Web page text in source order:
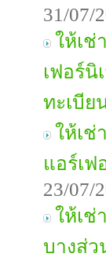
31/07/
ให้เ
เฟอร์นิ
ทะเบีย
ให้เ
แอร์เฟ
23/07/
ให้เช่
บางส่ว